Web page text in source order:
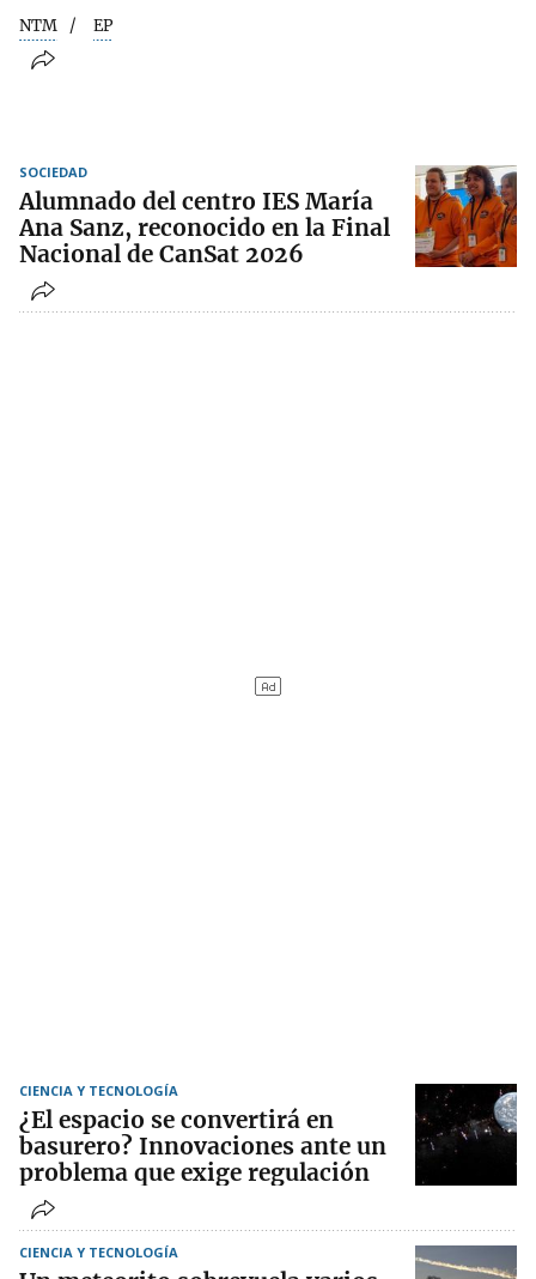
NTM EP
SOCIEDAD
Alumnado del centro IES María
Ana Sanz, reconocido en la Final
Nacional de CanSat 2026
CIENCIA Y TECNOLOGÍA
¿El espacio se convertirá en
basurero? Innovaciones ante un
problema que exige regulación
CIENCIA Y TECNOLOGÍA